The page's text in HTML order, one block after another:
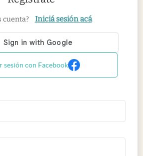
cuenta? Iniciá sesión acá
sesión con Facebook